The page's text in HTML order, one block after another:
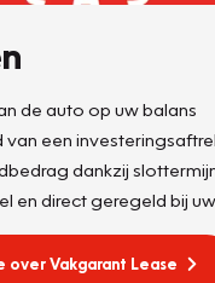
de auto op uw balans
van een
dankzij
en direct geregeld bij
over Vakgarant Lease